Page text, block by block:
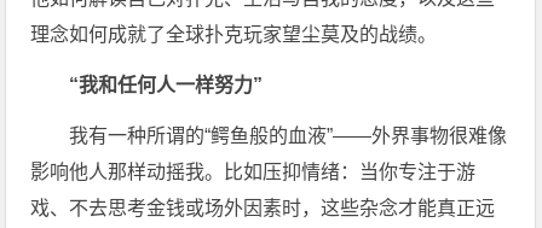
理念如何成就了全球扑克玩家望尘莫及的战绩。
“我和任何人一样努力”
我有一种所谓的“鳄鱼般的血液”——外界事物很难像
影响他人那样动摇我。比如压抑情绪：当你专注于游
戏、不去思考金钱或场外因素时，这些杂念才能真正远